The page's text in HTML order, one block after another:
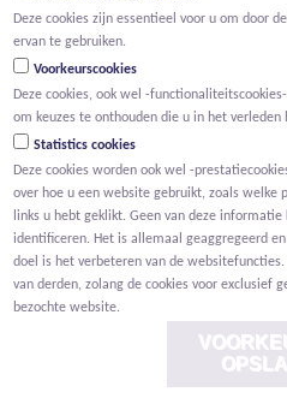
BTW BE
Deze cookies zijn essentieel voor u om door
ervan te gebruiken.
Voorkeurscookies
Deze cookies, ook wel -
om keuzes te onthouden die u in het verleden
Statistics cookies
Deze cookies worden ook wel -
over hoe u een website gebruikt, zoals welke
links u hebt geklikt. Geen van deze
identificeren. Het is allemaal geaggregeerd
doel is het verbeteren van de
van derden, zolang de cookies voor exclusief
bezochte website.